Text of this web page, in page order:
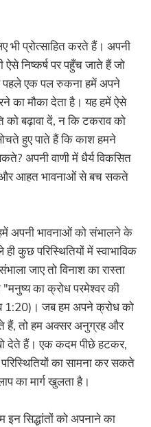
भी प्रोत्साहित करते हैं। अपनी
निष्कर्ष पर पहुँच जाते हैं जो
से पहले एक पल रुकना हमें अपने
का मौका देता है। यह हमें ऐसे
बढ़ावा दें, न कि टकराव को
हुए पाते हैं कि काश हमने
अपनी वाणी में धैर्य विकसित
आहत भावनाओं से बच सकते
अपनी भावनाओं को संभालने के
कुछ परिस्थितियों में स्वाभाविक
जाए तो विनाश का रास्ता
का क्रोध परमेश्वर की
1:20)। जब हम अपने क्रोध को
हैं, तो हम अक्सर अनुग्रह और
देते हैं। एक कदम पीछे हटकर,
का सामना कर सकते
का मार्ग खुलता है।
इन सिद्धांतों को अपनाने का